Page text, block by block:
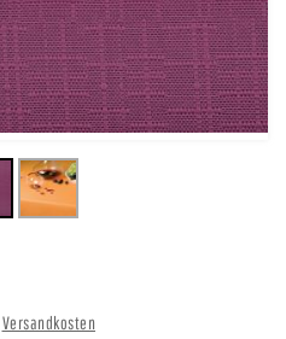
Versandkosten